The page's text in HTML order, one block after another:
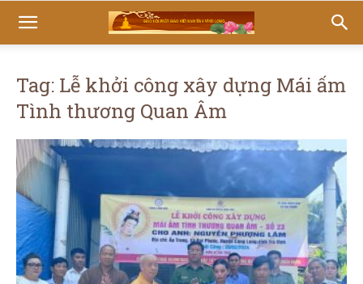
Tag: Lễ khởi công xây dựng Mái ấm
Tình thương Quan Âm